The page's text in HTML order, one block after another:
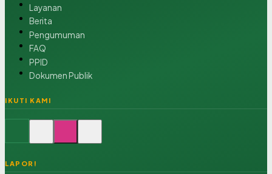
Layanan
Berita
Pengumuman
FAQ
PPID
Dokumen Publik
IKUTI KAMI
LAPOR!